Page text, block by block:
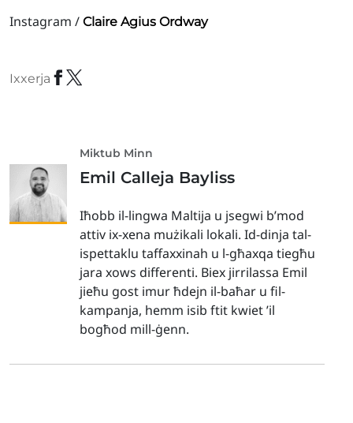
Instagram / Claire Agius Ordway
Ixxerja
Miktub Minn
Emil Calleja Bayliss
Iħobb il-lingwa Maltija u jsegwi b’mod
attiv ix-xena mużikali lokali. Id-dinja tal-
ispettaklu taffaxxinah u l-għaxqa tiegħu
jara xows differenti. Biex jirrilassa Emil
jieħu gost imur ħdejn il-baħar u fil-
kampanja, hemm isib ftit kwiet ’il
bogħod mill-ġenn.